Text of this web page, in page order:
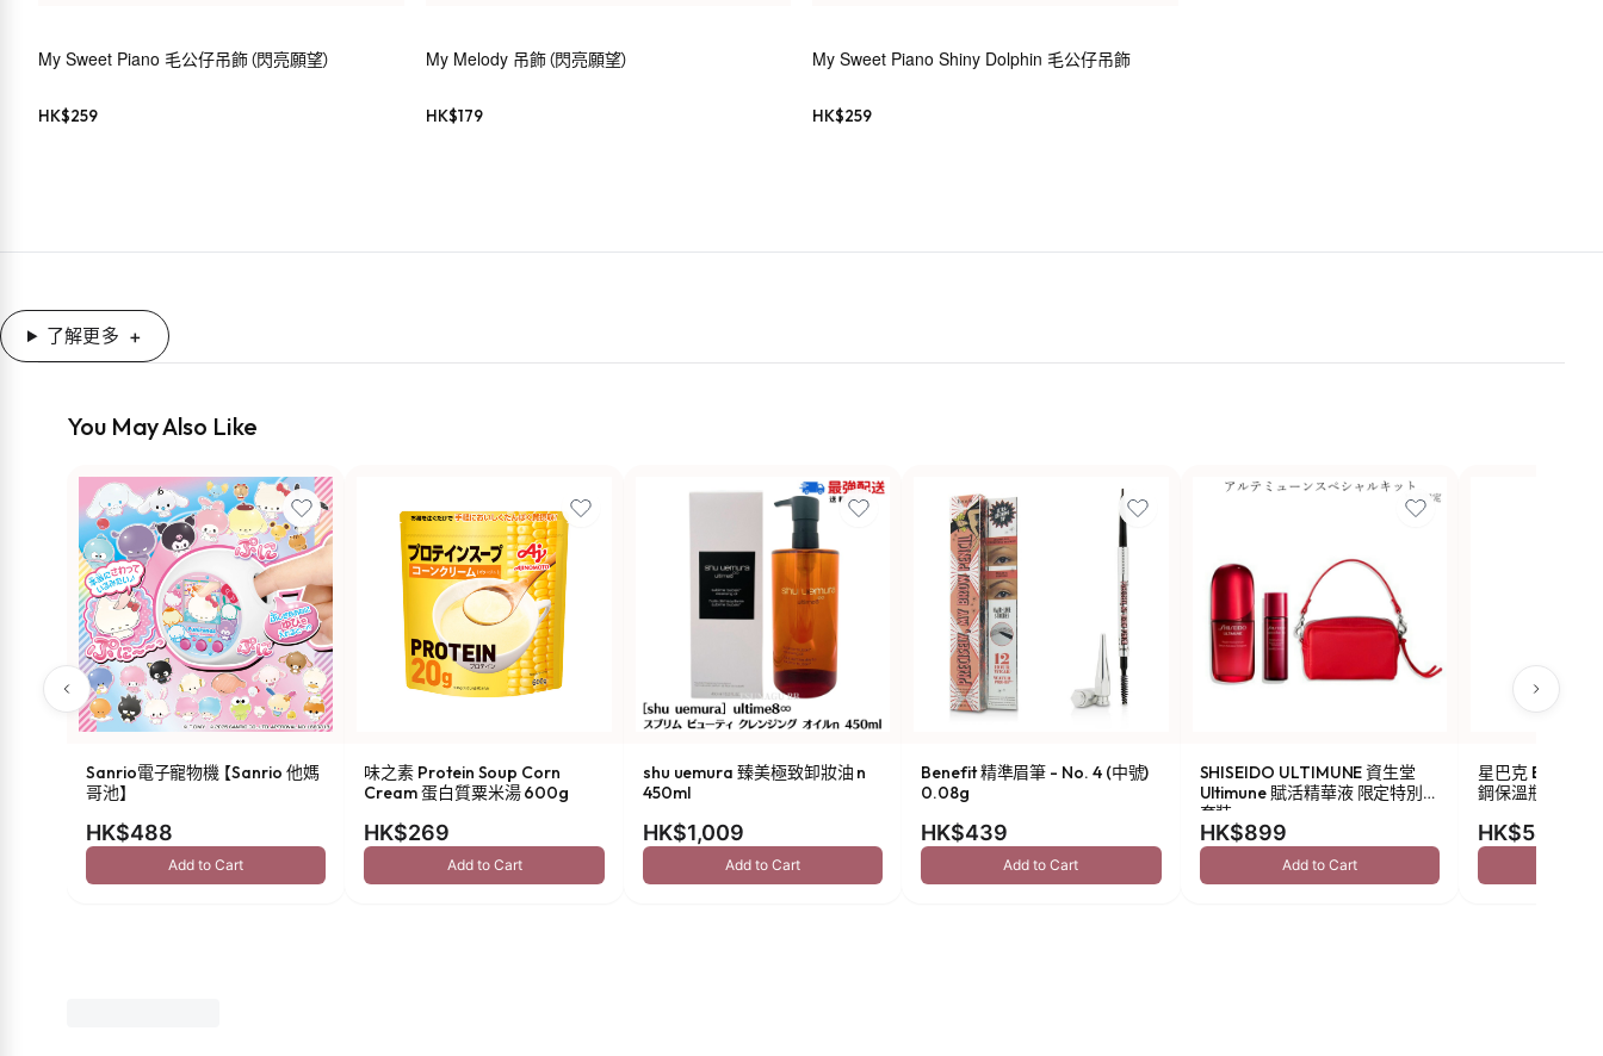
My Sweet Piano 毛公仔吊飾（閃亮願望）
HK$259
My Melody 吊飾（閃亮願望）
HK$179
My Sweet Piano Shiny Dolphin 毛公仔吊飾
HK$259
了解更多
You May Also Like
Sanrio電子寵物機 【Sanrio 他媽
哥池】
HK$488
Add to Cart
味之素 Protein Soup Corn
Cream 蛋白質粟米湯 600g
HK$269
Add to Cart
shu uemura 臻美極致卸妝油 n
450ml
HK$1,009
Add to Cart
Benefit 精準眉筆 - No. 4 (中號)
0.08g
HK$439
Add to Cart
SHISEIDO ULTIMUNE 資生堂
Ultimune 賦活精華液 限定特別
套裝
HK$899
Add to Cart
星巴克 Been
鋼保溫瓶 473ml
HK$549